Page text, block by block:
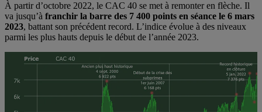
À partir d’octobre 2022, le CAC 40 se met à remonter en flèche. Il
va jusqu’à franchir la barre des 7 400 points en séance le 6 mars
2023, battant son précédent record. L’indice évolue à des niveaux
parmi les plus hauts depuis le début de l’année 2023.